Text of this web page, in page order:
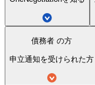
債務者 の方
申立通知を受けられた方